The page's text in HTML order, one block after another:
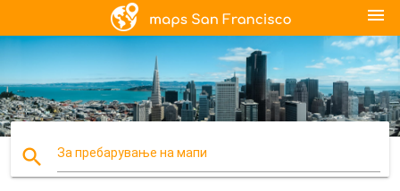
menu
search За пребарување на мапи